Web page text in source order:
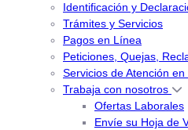
Identificación y
Trámites y Servicios
Pagos en Línea
Peticiones, Quejas,
Servicios de Atención
Trabaja con nosotros
Ofertas Laborales
Envíe su Hoja de